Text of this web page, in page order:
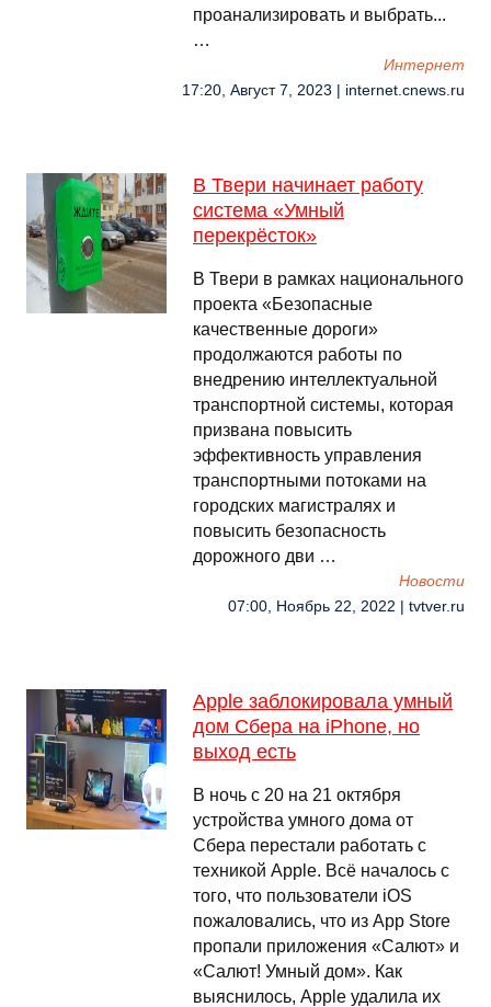
проанализировать и выбрать...
…
Интернет
17:20, Август 7, 2023 | internet.cnews.ru
В Твери начинает работу
система «Умный
перекрёсток»
В Твери в рамках национального
проекта «Безопасные
качественные дороги»
продолжаются работы по
внедрению интеллектуальной
транспортной системы, которая
призвана повысить
эффективность управления
транспортными потоками на
городских магистралях и
повысить безопасность
дорожного дви …
Новости
07:00, Ноябрь 22, 2022 | tvtver.ru
Apple заблокировала умный
дом Сбера на iPhone, но
выход есть
В ночь с 20 на 21 октября
устройства умного дома от
Сбера перестали работать с
техникой Apple. Всё началось с
того, что пользователи iOS
пожаловались, что из App Store
пропали приложения «Салют» и
«Салют! Умный дом». Как
выяснилось, Apple удалила их